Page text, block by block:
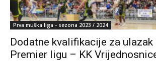
Prva muška liga - sezona 2023 / 2024
Dodatne kvalifikacije za ulazak
Premier ligu – KK